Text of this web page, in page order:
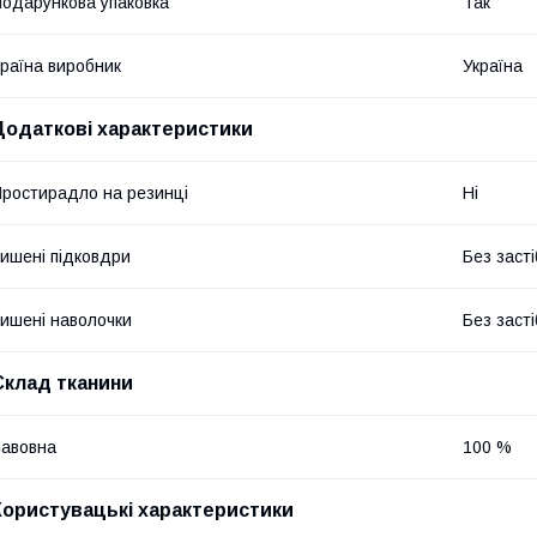
виробник Україна
характеристики
на резинці Ні
підковдри Без
наволочки Без
тканини
100 %
характеристики